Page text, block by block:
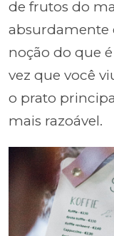
de frutos do
absurdamente
noção do que
vez que você
o prato
mais razoável.